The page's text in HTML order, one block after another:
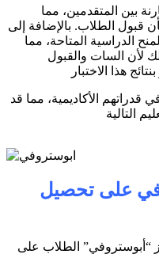
بين المتقدمين، مما
قبول الطلاب. بالإضافة إلى
الدراسية المتاحة، مما
لأن السات والقبول
هذا الاختبار
الأكاديمية، مما قد
التالية
على تحصيل
الطلاب على